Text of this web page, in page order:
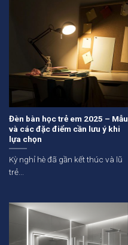
Đèn bàn học trẻ em 2025 – Mẫu
và các đặc điểm cần lưu ý khi
lựa chọn
Kỳ nghỉ hè đã gần kết thúc và lũ
trẻ...